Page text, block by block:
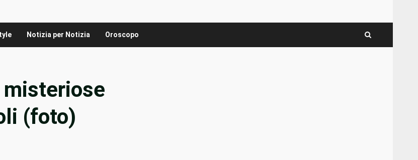
Notizia per Notizia Oroscopo
misteriose
(foto)